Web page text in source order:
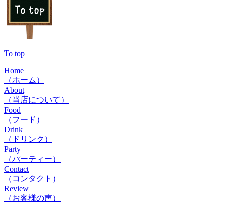
To top
Home
（ホーム）
About
（当店について）
Food
（フード）
Drink
（ドリンク）
Party
（パーティー）
Contact
（コンタクト）
Review
（お客様の声）